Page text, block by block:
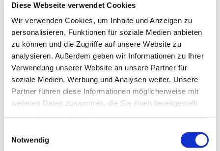
Diese Webseite verwendet Cookies
Wir verwenden Cookies, um Inhalte und Anzeigen zu
personalisieren, Funktionen für soziale Medien anbieten
zu können und die Zugriffe auf unsere Website zu
analysieren. Außerdem geben wir Informationen zu Ihrer
Verwendung unserer Website an unsere Partner für
soziale Medien, Werbung und Analysen weiter. Unsere
Partner führen diese Informationen möglicherweise mit
weiteren Daten zusammen, die Sie ihnen bereitgestellt
Notwendig
Dies könnte Sie auch
interessieren